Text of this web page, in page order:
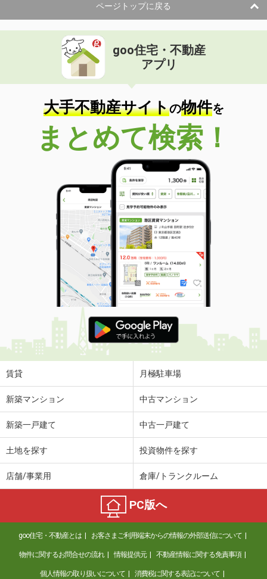
ページトップに戻る
goo住宅・不動産
アプリ
大手不動産サイトの物件を
まとめて検索！
賃貸 月極駐車場
新築マンション 中古マンション
新築一戸建て 中古一戸建て
土地を探す 投資物件を探す
店舗/事業用 倉庫/トランクルーム
PC版へ
goo住宅・不動産とは お客さまご利用端末からの情報の外部送信について
物件に関するお問合せの流れ 情報提供元 不動産情報に関する免責事項
個人情報の取り扱いについて 消費税に関する表記について